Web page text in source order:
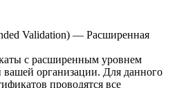
Validation) — Расширенная
с расширенным уровнем
вашей организации. Для данного
проводятся все